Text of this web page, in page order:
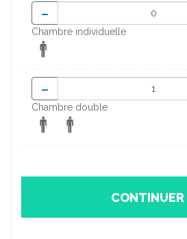
-
Chambre individuelle
-
Chambre double
CONTINUER